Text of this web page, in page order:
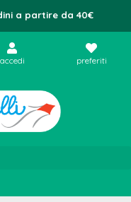
a partire da 40€
accedi preferiti